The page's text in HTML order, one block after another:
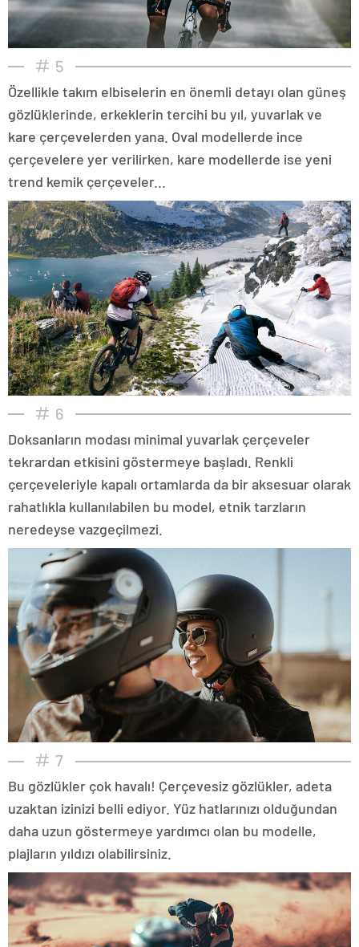
5
Özellikle takım elbiselerin en önemli detayı olan güneş
gözlüklerinde, erkeklerin tercihi bu yıl, yuvarlak ve
kare çerçevelerden yana. Oval modellerde ince
çerçevelere yer verilirken, kare modellerde ise yeni
trend kemik çerçeveler...
6
Doksanların modası minimal yuvarlak çerçeveler
tekrardan etkisini göstermeye başladı. Renkli
çerçeveleriyle kapalı ortamlarda da bir aksesuar olarak
rahatlıkla kullanılabilen bu model, etnik tarzların
neredeyse vazgeçilmezi.
7
Bu gözlükler çok havalı! Çerçevesiz gözlükler, adeta
uzaktan izinizi belli ediyor. Yüz hatlarınızı olduğundan
daha uzun göstermeye yardımcı olan bu modelle,
plajların yıldızı olabilirsiniz.